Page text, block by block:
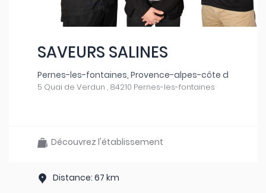
SAVEURS SALINES
Pernes-les-fontaines, Provence-alpes-côte d
5 Quai de Verdun , 84210 Pernes-les-fontaines
Découvrez l'établissement
Distance: 67 km